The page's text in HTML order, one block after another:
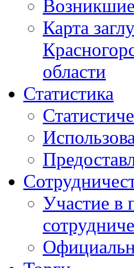
Карта
области
Статистика
Участие в